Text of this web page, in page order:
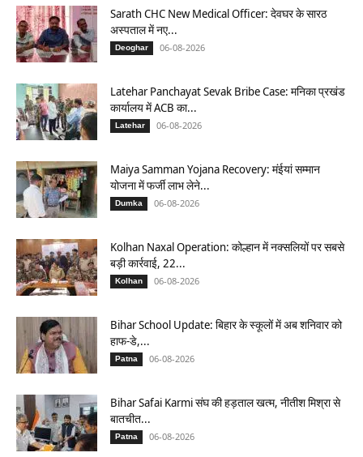
Sarath CHC New Medical Officer: देवघर के सारठ
अस्पताल में नए...
Deoghar 06-08-2026
Latehar Panchayat Sevak Bribe Case: मनिका प्रखंड
कार्यालय में ACB का...
Latehar 06-08-2026
Maiya Samman Yojana Recovery: मंईयां सम्मान
योजना में फर्जी लाभ लेने...
Dumka 06-08-2026
Kolhan Naxal Operation: कोल्हान में नक्सलियों पर सबसे
बड़ी कार्रवाई, 22...
Kolhan 06-08-2026
Bihar School Update: बिहार के स्कूलों में अब शनिवार को
हाफ-डे,...
Patna 06-08-2026
Bihar Safai Karmi संघ की हड़ताल खत्म, नीतीश मिश्रा से
बातचीत...
Patna 06-08-2026